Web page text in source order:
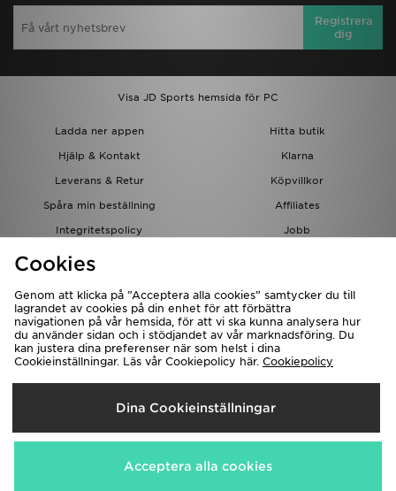
Registrera
dig
Visa JD Sports hemsida för PC
Ladda ner appen
Hitta butik
Hjälp & Kontakt
Klarna
Leverans & Retur
Köpvillkor
Spåra min beställning
Affiliates
Integritetspolicy
Jobb
JD-bloggen
Levererar Till
Sverige
Vi accepterar följande betalningssätt
Cookies
Genom att klicka på ”Acceptera alla cookies” samtycker du till
lagrandet av cookies på din enhet för att förbättra
navigationen på vår hemsida, för att vi ska kunna analysera hur
du använder sidan och i stödjandet av vår marknadsföring. Du
kan justera dina preferenser när som helst i dina
Cookieinställningar. Läs vår Cookiepolicy här. Cookiepolicy
Dina Cookieinställningar
Acceptera alla cookies